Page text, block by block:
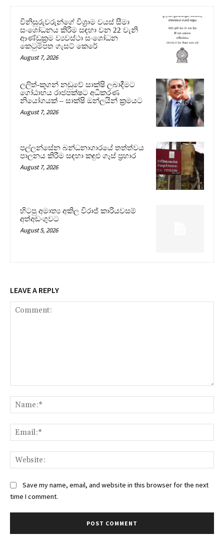
විනිසුරුවරුන්ගේ විශ්‍රාම වයස් සීමා
සංශෝධනය කිරීම සඳහා වන 22 වැනි
ආණ්ඩුක්‍රම ව්‍යවස්ථා සංශෝධන
කෙටුම්පත ගැසට් කෙරේ
August 7, 2026
ලලිත්-කූගන් නඩුවේ සාක්ෂි ලබාදීමට
ගෝඨාභය රාජපක්ෂට අධිකරණ
නියෝගයක් – සාක්ෂි ඔන්ලයින් ක්‍රමයට
August 7, 2026
පල්ලන්සේන බන්ධනාගාරයේ තත්ත්වය
පාලනය කිරීම සඳහා කඳුළු ගෑස් ප්‍රහාර
August 7, 2026
හිටපු අමාත්‍ය අකිල විරාජ් කාරියවසම්
අත්අඩංගුවට
August 5, 2026
LEAVE A REPLY
Save my name, email, and website in this browser for the next
time I comment.